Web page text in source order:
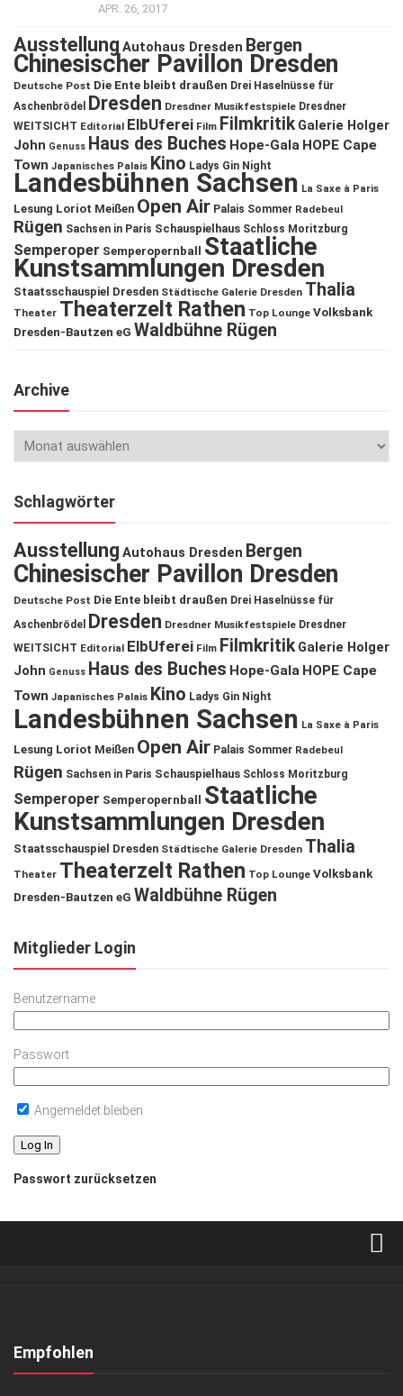
APR. 26, 2017
Ausstellung Autohaus Dresden Bergen
Chinesischer Pavillon Dresden
Deutsche Post Die Ente bleibt draußen Drei Haselnüsse für
Aschenbrödel
Dresden Dresdner Musikfestspiele Dresdner
WEITSICHT Editorial ElbUferei Film Filmkritik Galerie Holger
John Genuss Haus des Buches Hope-Gala HOPE Cape
Town Japanisches Palais Kino Ladys Gin Night
Landesbühnen Sachsen La Saxe à Paris
Lesung Loriot Meißen Open Air Palais Sommer Radebeul
Rügen Sachsen in Paris Schauspielhaus Schloss Moritzburg
Semperoper Semperopernball Staatliche
Kunstsammlungen Dresden
Staatsschauspiel Dresden Städtische Galerie Dresden Thalia
Theater Theaterzelt Rathen Top Lounge Volksbank
Dresden-Bautzen eG Waldbühne Rügen
Archive
Schlagwörter
Ausstellung Autohaus Dresden Bergen
Chinesischer Pavillon Dresden
Deutsche Post Die Ente bleibt draußen Drei Haselnüsse für
Aschenbrödel
Dresden Dresdner Musikfestspiele Dresdner
WEITSICHT Editorial ElbUferei Film Filmkritik Galerie Holger
John Genuss Haus des Buches Hope-Gala HOPE Cape
Town Japanisches Palais Kino Ladys Gin Night
Landesbühnen Sachsen La Saxe à Paris
Lesung Loriot Meißen Open Air Palais Sommer Radebeul
Rügen Sachsen in Paris Schauspielhaus Schloss Moritzburg
Semperoper Semperopernball
Staatliche
Kunstsammlungen Dresden
Staatsschauspiel Dresden Städtische Galerie Dresden Thalia
Theater Theaterzelt Rathen Top Lounge Volksbank
Dresden-Bautzen eG Waldbühne Rügen
Mitglieder Login
Benutzername
Passwort
Angemeldet bleiben
Passwort zurücksetzen
Kontakt, Impressum
Empfohlen